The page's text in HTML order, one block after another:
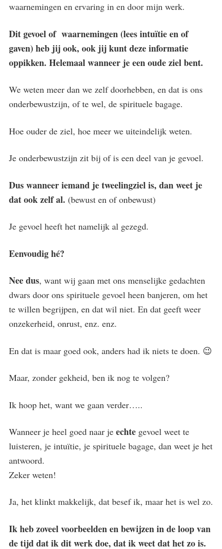
waarnemingen en ervaring in en door mijn werk.
Dit gevoel of waarnemingen (lees intuïtie en of
gaven) heb jij ook, ook jij kunt deze informatie
oppikken. Helemaal wanneer je een oude ziel bent.
We weten meer dan we zelf doorhebben, en dat is ons
onderbewustzijn, of te wel, de spirituele bagage.
Hoe ouder de ziel, hoe meer we uiteindelijk weten.
Je onderbewustzijn zit bij of is een deel van je gevoel.
Dus wanneer iemand je tweelingziel is, dan weet je
dat ook zelf al. (bewust en of onbewust)
Je gevoel heeft het namelijk al gezegd.
Eenvoudig hé?
Nee dus, want wij gaan met ons menselijke gedachten
dwars door ons spirituele gevoel heen banjeren, om het
te willen begrijpen, en dat wil niet. En dat geeft weer
onzekerheid, onrust, enz. enz.
En dat is maar goed ook, anders had ik niets te doen. 😉
Maar, zonder gekheid, ben ik nog te volgen?
Ik hoop het, want we gaan verder…..
Wanneer je heel goed naar je echte gevoel weet te
luisteren, je intuïtie, je spirituele bagage, dan weet je het
antwoord.
Zeker weten!
Ja, het klinkt makkelijk, dat besef ik, maar het is wel zo.
Ik heb zoveel voorbeelden en bewijzen in de loop van
de tijd dat ik dit werk doe, dat ik weet dat het zo is.